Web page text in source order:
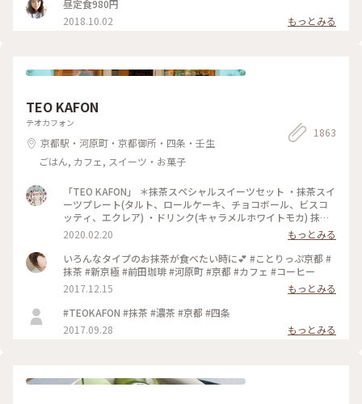
昼定食980円
2018.10.02
もっとみる
TEO KAFON
テオカフォン
京都駅・河原町・京都御所・四条・壬生
ごはん, カフェ, スイーツ・お菓子
1863
「TEO KAFON」 ＊抹茶スペシャルスイーツセット ・抹茶スイ
ーツプレート(タルト、ロールケーキ、チョコボール、ビスコ
ッティ、エクレア) ・ドリンク(キャラメルホワイトモカ) 抹茶
三昧出来て大満足したそうです。 フォークを2本用意して頂い
たのですが、娘一人で完食でした。 #TEO KAFON#抹茶三昧#
プチことりっぷ京都#冬のおでかけ
2020.02.20
もっとみる
いろんなタイプのお抹茶が食べたい時に💕 #ことりっぷ京都 #
抹茶 #新京極 #前田珈琲 #河原町 #京都 #カフェ #コーヒー
2017.12.15
もっとみる
#TEOKAFON #抹茶 #濃茶 #京都 #四条
2017.09.28
もっとみる